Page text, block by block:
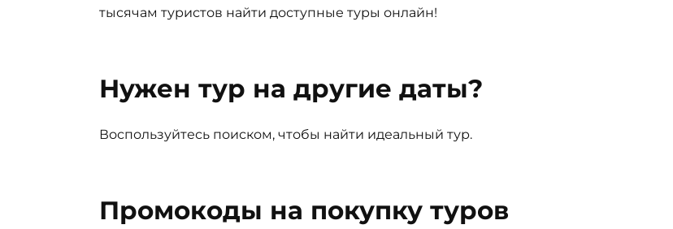
тысячам туристов найти доступные туры онлайн!
Нужен тур на другие даты?
Воспользуйтесь поиском, чтобы найти идеальный тур.
Промокоды на покупку туров